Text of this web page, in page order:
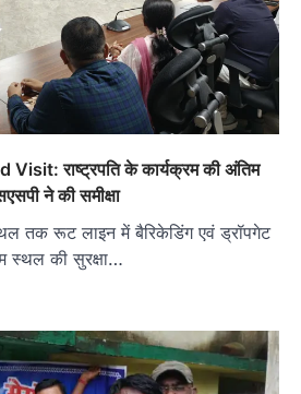
राष्ट्रपति के कार्यक्रम की अंतिम
ने की समीक्षा
तक रूट लाइन में बैरिकेडिंग एवं ड्रॉपगेट
स्थल की सुरक्षा…